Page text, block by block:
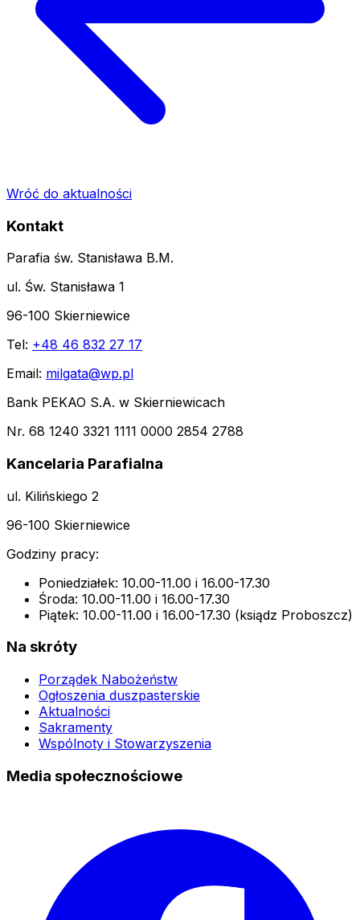
Wróć do aktualności
Kontakt
Parafia św. Stanisława B.M.
ul. Św. Stanisława 1
96-100 Skierniewice
Tel: +48 46 832 27 17
Email: milgata@wp.pl
Bank PEKAO S.A. w Skierniewicach
Nr. 68 1240 3321 1111 0000 2854 2788
Kancelaria Parafialna
ul. Kilińskiego 2
96-100 Skierniewice
Godziny pracy:
Poniedziałek: 10.00-11.00 i 16.00-17.30
Środa: 10.00-11.00 i 16.00-17.30
Piątek: 10.00-11.00 i 16.00-17.30 (ksiądz Proboszcz)
Na skróty
Porządek Nabożeństw
Ogłoszenia duszpasterskie
Aktualności
Sakramenty
Wspólnoty i Stowarzyszenia
Media społecznościowe